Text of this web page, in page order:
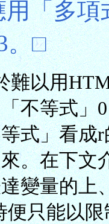
用「多項
。□
難以用
不等式」
式」看成
。在下文
變量的上
便只能以